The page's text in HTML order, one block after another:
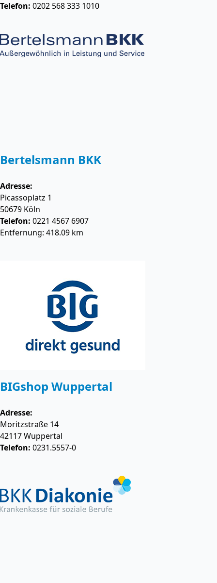
Telefon: 0202 568 333 1010
Bertelsmann BKK
Adresse:
Picassoplatz 1
50679 Köln
Telefon: 0221 4567 6907
Entfernung: 418.09 km
BIGshop Wuppertal
Adresse:
Moritzstraße 14
42117Wuppertal
Telefon: 0231.5557-0